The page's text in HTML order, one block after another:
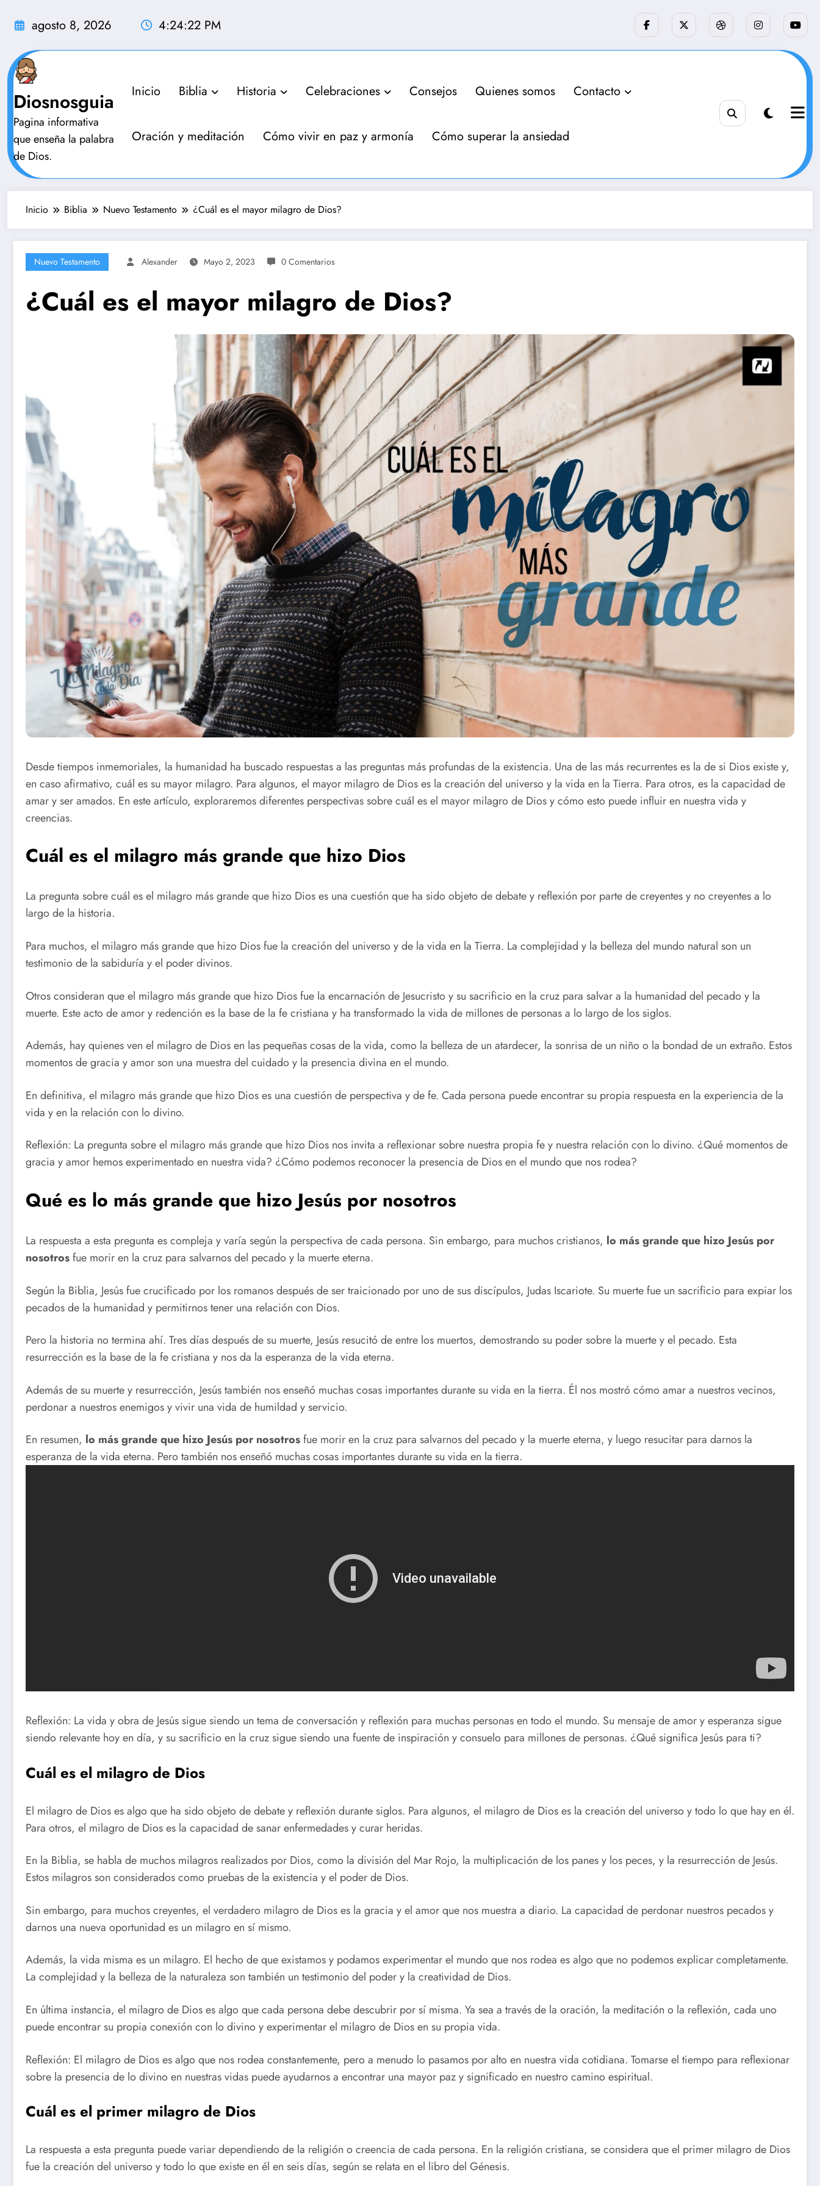
agosto 8, 2026 4:24:23 PM
Diosnosguia
Pagina informativa
que enseña la palabra
de Dios.
Inicio Biblia Historia Celebraciones Consejos Quienes somos Contacto
Oración y meditación Cómo vivir en paz y armonía Cómo superar la ansiedad
Inicio Biblia Nuevo Testamento ¿Cuál es el mayor milagro de Dios?
Nuevo Testamento Alexander Mayo 2, 2023 0 Comentarios
¿Cuál es el mayor milagro de Dios?
Desde tiempos inmemoriales, la humanidad ha buscado respuestas a las preguntas más profundas de la existencia. Una de las más recurrentes es la de si Dios existe y,
en caso afirmativo, cuál es su mayor milagro. Para algunos, el mayor milagro de Dios es la creación del universo y la vida en la Tierra. Para otros, es la capacidad de
amar y ser amados. En este artículo, exploraremos diferentes perspectivas sobre cuál es el mayor milagro de Dios y cómo esto puede influir en nuestra vida y
creencias.
Cuál es el milagro más grande que hizo Dios
La pregunta sobre cuál es el milagro más grande que hizo Dios es una cuestión que ha sido objeto de debate y reflexión por parte de creyentes y no creyentes a lo
largo de la historia.
Para muchos, el milagro más grande que hizo Dios fue la creación del universo y de la vida en la Tierra. La complejidad y la belleza del mundo natural son un
testimonio de la sabiduría y el poder divinos.
Otros consideran que el milagro más grande que hizo Dios fue la encarnación de Jesucristo y su sacrificio en la cruz para salvar a la humanidad del pecado y la
muerte. Este acto de amor y redención es la base de la fe cristiana y ha transformado la vida de millones de personas a lo largo de los siglos.
Además, hay quienes ven el milagro de Dios en las pequeñas cosas de la vida, como la belleza de un atardecer, la sonrisa de un niño o la bondad de un extraño. Estos
momentos de gracia y amor son una muestra del cuidado y la presencia divina en el mundo.
En definitiva, el milagro más grande que hizo Dios es una cuestión de perspectiva y de fe. Cada persona puede encontrar su propia respuesta en la experiencia de la
vida y en la relación con lo divino.
Reflexión: La pregunta sobre el milagro más grande que hizo Dios nos invita a reflexionar sobre nuestra propia fe y nuestra relación con lo divino. ¿Qué momentos de
gracia y amor hemos experimentado en nuestra vida? ¿Cómo podemos reconocer la presencia de Dios en el mundo que nos rodea?
Qué es lo más grande que hizo Jesús por nosotros
La respuesta a esta pregunta es compleja y varía según la perspectiva de cada persona. Sin embargo, para muchos cristianos, lo más grande que hizo Jesús por
nosotrosfue morir en la cruz para salvarnos del pecado y la muerte eterna.
Según la Biblia, Jesús fue crucificado por los romanos después de ser traicionado por uno de sus discípulos, Judas Iscariote. Su muerte fue un sacrificio para expiar los
pecados de la humanidad y permitirnos tener una relación con Dios.
Pero la historia no termina ahí. Tres días después de su muerte, Jesús resucitó de entre los muertos, demostrando su poder sobre la muerte y el pecado. Esta
resurrección es la base de la fe cristiana y nos da la esperanza de la vida eterna.
Además de su muerte y resurrección, Jesús también nos enseñó muchas cosas importantes durante su vida en la tierra. Él nos mostró cómo amar a nuestros vecinos,
perdonar a nuestros enemigos y vivir una vida de humildad y servicio.
En resumen, lo más grande que hizo Jesús por nosotrosfue morir en la cruz para salvarnos del pecado y la muerte eterna, y luego resucitar para darnos la
esperanza de la vida eterna. Pero también nos enseñó muchas cosas importantes durante su vida en la tierra.
Reflexión: La vida y obra de Jesús sigue siendo un tema de conversación y reflexión para muchas personas en todo el mundo. Su mensaje de amor y esperanza sigue
siendo relevante hoy en día, y su sacrificio en la cruz sigue siendo una fuente de inspiración y consuelo para millones de personas. ¿Qué significa Jesús para ti?
Cuál es el milagro de Dios
El milagro de Dios es algo que ha sido objeto de debate y reflexión durante siglos. Para algunos, el milagro de Dios es la creación del universo y todo lo que hay en él.
Para otros, el milagro de Dios es la capacidad de sanar enfermedades y curar heridas.
En la Biblia, se habla de muchos milagros realizados por Dios, como la división del Mar Rojo, la multiplicación de los panes y los peces, y la resurrección de Jesús.
Estos milagros son considerados como pruebas de la existencia y el poder de Dios.
Sin embargo, para muchos creyentes, el verdadero milagro de Dios es la gracia y el amor que nos muestra a diario. La capacidad de perdonar nuestros pecados y
darnos una nueva oportunidad es un milagro en sí mismo.
Además, la vida misma es un milagro. El hecho de que existamos y podamos experimentar el mundo que nos rodea es algo que no podemos explicar completamente.
La complejidad y la belleza de la naturaleza son también un testimonio del poder y la creatividad de Dios.
En última instancia, el milagro de Dios es algo que cada persona debe descubrir por sí misma. Ya sea a través de la oración, la meditación o la reflexión, cada uno
puede encontrar su propia conexión con lo divino y experimentar el milagro de Dios en su propia vida.
Reflexión: El milagro de Dios es algo que nos rodea constantemente, pero a menudo lo pasamos por alto en nuestra vida cotidiana. Tomarse el tiempo para reflexionar
sobre la presencia de lo divino en nuestras vidas puede ayudarnos a encontrar una mayor paz y significado en nuestro camino espiritual.
Cuál es el primer milagro de Dios
La respuesta a esta pregunta puede variar dependiendo de la religión o creencia de cada persona. En la religión cristiana, se considera que el primer milagro de Dios
fue la creación del universo y todo lo que existe en él en seis días, según se relata en el libro del Génesis.